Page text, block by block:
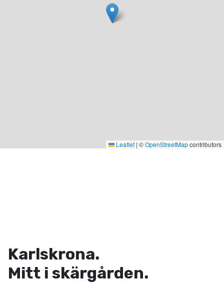
Leaflet | ©OpenStreetMapcontributors
Karlskrona.
Mitt i skärgården.